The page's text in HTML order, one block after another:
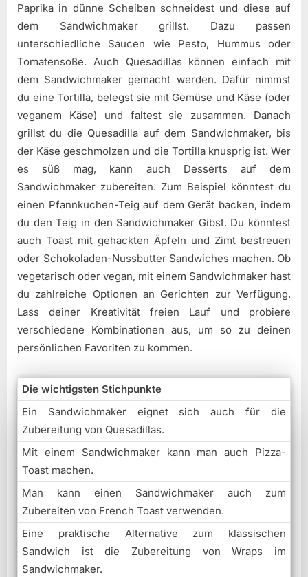
Paprika in dünne Scheiben schneidest und diese auf
dem Sandwichmaker grillst. Dazu passen
unterschiedliche Saucen wie Pesto, Hummus oder
Tomatensoße. Auch Quesadillas können einfach mit
dem Sandwichmaker gemacht werden. Dafür nimmst
du eine Tortilla, belegst sie mit Gemüse und Käse (oder
veganem Käse) und faltest sie zusammen. Danach
grillst du die Quesadilla auf dem Sandwichmaker, bis
der Käse geschmolzen und die Tortilla knusprig ist. Wer
es süß mag, kann auch Desserts auf dem
Sandwichmaker zubereiten. Zum Beispiel könntest du
einen Pfannkuchen-Teig auf dem Gerät backen, indem
du den Teig in den Sandwichmaker Gibst. Du könntest
auch Toast mit gehackten Äpfeln und Zimt bestreuen
oder Schokoladen-Nussbutter Sandwiches machen. Ob
vegetarisch oder vegan, mit einem Sandwichmaker hast
du zahlreiche Optionen an Gerichten zur Verfügung.
Lass deiner Kreativität freien Lauf und probiere
verschiedene Kombinationen aus, um so zu deinen
persönlichen Favoriten zu kommen.
Die wichtigsten Stichpunkte
Ein Sandwichmaker eignet sich auch für die
Zubereitung von Quesadillas.
Mit einem Sandwichmaker kann man auch Pizza-
Toast machen.
Man kann einen Sandwichmaker auch zum
Zubereiten von French Toast verwenden.
Eine praktische Alternative zum klassischen
Sandwich ist die Zubereitung von Wraps im
Sandwichmaker.